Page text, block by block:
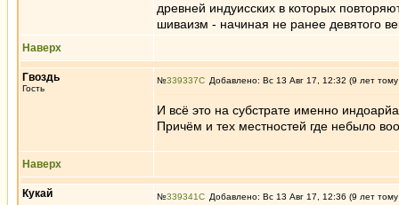
древней индуисских в которых
шиваизм - начиная не ранее девятого
Наверх
Гвоздь
Гость
№339337 Добавлено: Вс 13 Авг 17, 12:32 (9 лет
И всё это на субстрате именно
Причём и тех местностей где небыло
Наверх
Кукай №339341 Добавлено: Вс 13 Авг 17, 12:36 (9 лет